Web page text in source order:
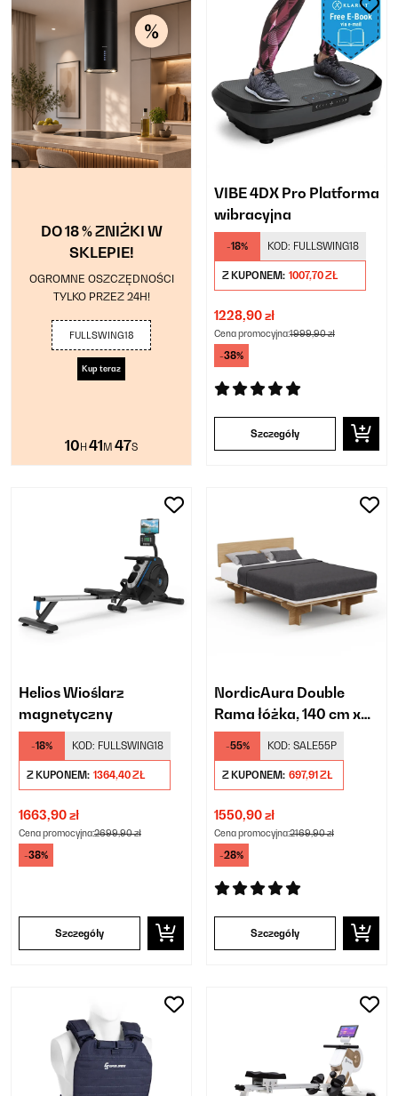
DO 18 % ZNIŻKI W
SKLEPIE!
OGROMNE OSZCZĘDNOŚCI
TYLKO PRZEZ 24H!
FULLSWING18
Kup teraz
10 H 41 M 46S
VIBE 4DX Pro Platforma
wibracyjna
-18% KOD: FULLSWING18
Z KUPONEM: 1007,70 ZŁ
1228,90 zł
Cena promocyjna:1999,90 zł
-38%
Szczegóły
Helios Wioślarz
magnetyczny
-18% KOD: FULLSWING18
Z KUPONEM: 1364,40 ZŁ
1663,90 zł
Cena promocyjna:2699,90 zł
-38%
Szczegóły
NordicAura Double
Rama łóżka, 140 cm x
200 cm
-55% KOD: SALE55P
Z KUPONEM: 697,91 ZŁ
1550,90 zł
Cena promocyjna:2169,90 zł
-28%
Szczegóły